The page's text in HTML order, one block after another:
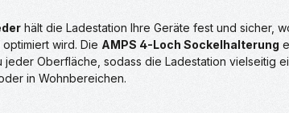
hält die Ladestation Ihre Geräte fest und sicher,
wird. Die AMPS 4-Loch Sockelhalterung
Oberfläche, sodass die Ladestation vielseitig
in Wohnbereichen.